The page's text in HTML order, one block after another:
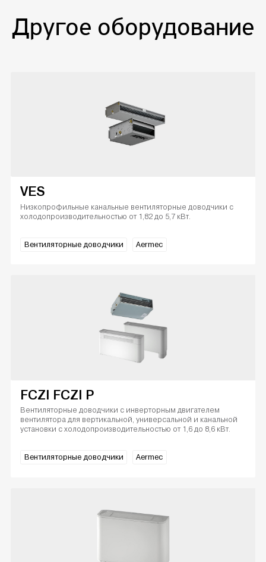
Другое оборудование
VES
Низкопрофильные канальные вентиляторные доводчики с
холодопроизводительностью от 1,82 до 5,7 кВт.
Вентиляторные доводчики Aermec
FCZI FCZI P
Вентиляторные доводчики с инверторным двигателем
вентилятора для вертикальной, универсальной и канальной
установки с холодопроизводительностью от 1,6 до 8,6 кВт.
Вентиляторные доводчики Aermec